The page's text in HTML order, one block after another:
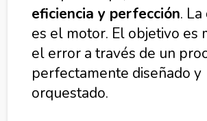
eficiencia y perfección.
es el motor. El objetivo es
el error a través de un
perfectamente diseñado y
orquestado.